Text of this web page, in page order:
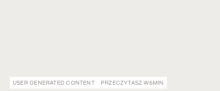
USER GENERATED CONTENT PRZECZYTASZ W6MIN